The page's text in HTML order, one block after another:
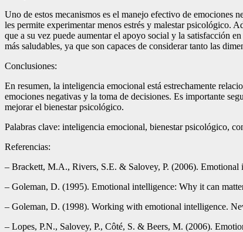
Uno de estos mecanismos es el manejo efectivo de emociones
les permite experimentar menos estrés y malestar psicológico.
que a su vez puede aumentar el apoyo social y la satisfacción
más saludables, ya que son capaces de considerar tanto las
Conclusiones:
En resumen, la inteligencia emocional está estrechamente
emociones negativas y la toma de decisiones. Es importante
mejorar el bienestar psicológico.
Palabras clave: inteligencia emocional, bienestar psicológico,
Referencias:
– Brackett, M.A., Rivers, S.E. & Salovey, P. (2006). Emotional
– Goleman, D. (1995). Emotional intelligence: Why it can
– Goleman, D. (1998). Working with emotional intelligence.
– Lopes, P.N., Salovey, P., Côté, S. & Beers, M. (2006).